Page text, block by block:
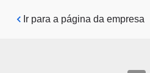
Pular para o conteúdo principal
Ir para a página da empresa